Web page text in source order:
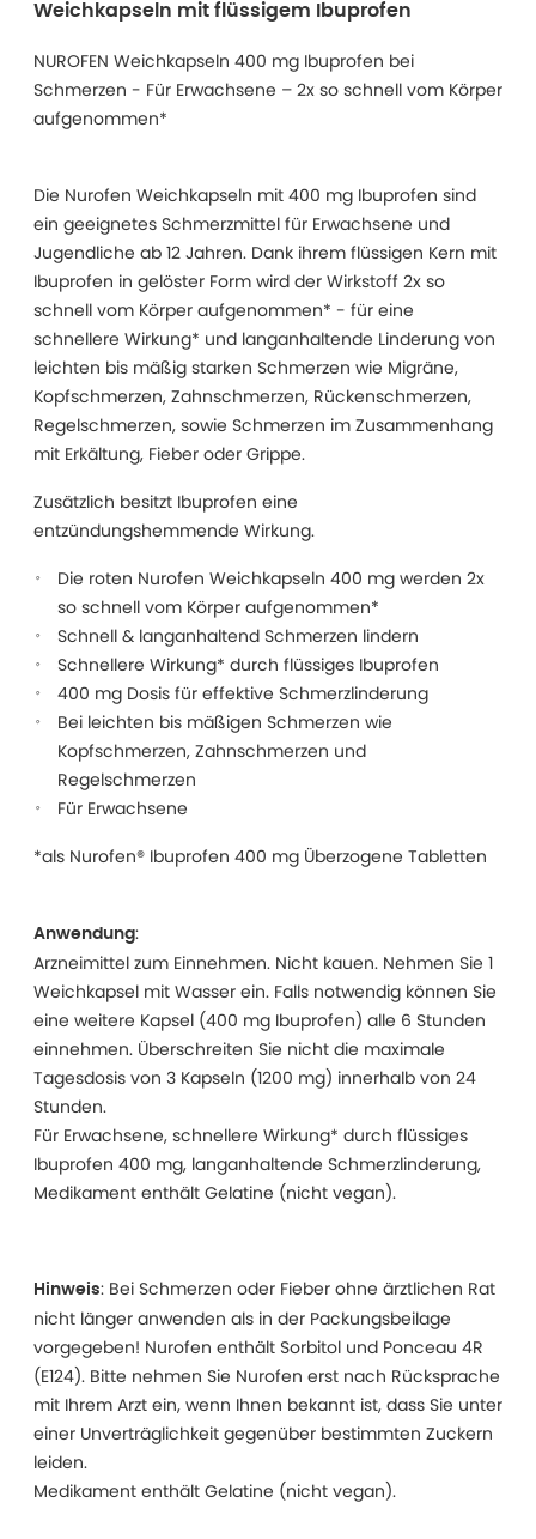
Weichkapseln mit flüssigem Ibuprofen
NUROFEN Weichkapseln 400 mg Ibuprofen bei
Schmerzen - Für Erwachsene – 2x so schnell vom Körper
aufgenommen*
Die Nurofen Weichkapseln mit 400 mg Ibuprofen sind
ein geeignetes Schmerzmittel für Erwachsene und
Jugendliche ab 12 Jahren. Dank ihrem flüssigen Kern mit
Ibuprofen in gelöster Form wird der Wirkstoff 2x so
schnell vom Körper aufgenommen* - für eine
schnellere Wirkung* und langanhaltende Linderung von
leichten bis mäßig starken Schmerzen wie Migräne,
Kopfschmerzen, Zahnschmerzen, Rückenschmerzen,
Regelschmerzen, sowie Schmerzen im Zusammenhang
mit Erkältung, Fieber oder Grippe.
Zusätzlich besitzt Ibuprofen eine
entzündungshemmende Wirkung.
Die roten Nurofen Weichkapseln 400 mg werden 2x
so schnell vom Körper aufgenommen*
Schnell & langanhaltend Schmerzen lindern
Schnellere Wirkung* durch flüssiges Ibuprofen
400 mg Dosis für effektive Schmerzlinderung
Bei leichten bis mäßigen Schmerzen wie
Kopfschmerzen, Zahnschmerzen und
Regelschmerzen
Für Erwachsene
*als Nurofen® Ibuprofen 400 mg Überzogene Tabletten
Anwendung:
Arzneimittel zum Einnehmen. Nicht kauen. Nehmen Sie 1
Weichkapsel mit Wasser ein. Falls notwendig können Sie
eine weitere Kapsel (400 mg Ibuprofen) alle 6 Stunden
einnehmen. Überschreiten Sie nicht die maximale
Tagesdosis von 3 Kapseln (1200 mg) innerhalb von 24
Stunden.
Für Erwachsene, schnellere Wirkung* durch flüssiges
Ibuprofen 400 mg, langanhaltende Schmerzlinderung,
Medikament enthält Gelatine (nicht vegan).
Hinweis: Bei Schmerzen oder Fieber ohne ärztlichen Rat
nicht länger anwenden als in der Packungsbeilage
vorgegeben! Nurofen enthält Sorbitol und Ponceau 4R
(E124). Bitte nehmen Sie Nurofen erst nach Rücksprache
mit Ihrem Arzt ein, wenn Ihnen bekannt ist, dass Sie unter
einer Unverträglichkeit gegenüber bestimmten Zuckern
leiden.
Medikament enthält Gelatine (nicht vegan).